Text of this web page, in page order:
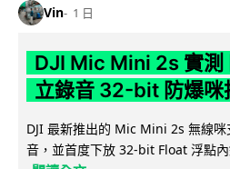
Vin 1 日
DJI Mic Mini 2s 實測
立錄音 32-bit 防爆咪
DJI 最新推出的 Mic Mini 2s 無線
音，並首度下放 32-bit Float 浮點